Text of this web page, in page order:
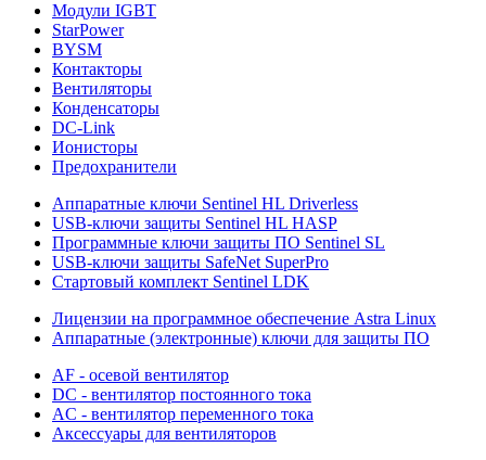
Модули IGBT
StarPower
BYSM
Контакторы
Вентиляторы
Конденсаторы
DC-Link
Ионисторы
Предохранители
Аппаратные ключи Sentinel HL Driverless
USB-ключи защиты Sentinel HL HASP
Программные ключи защиты ПО Sentinel SL
USB-ключи защиты SafeNet SuperPro
Стартовый комплект Sentinel LDK
Лицензии на программное обеспечение Astra Linux
Аппаратные (электронные) ключи для защиты ПО
AF - осевой вентилятор
DC - вентилятор постоянного тока
AC - вентилятор переменного тока
Аксессуары для вентиляторов